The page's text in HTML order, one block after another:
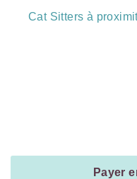
Breadcrumb
Cat Sitters à
Payer